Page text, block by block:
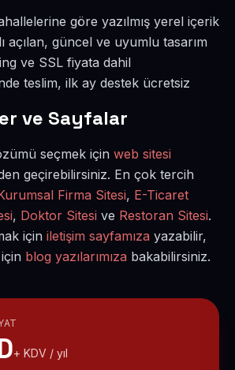
göre yazılmış yerel içerik
açılan, güncel ve uyumlu tasarım
ve SSL fiyata dahil
teslim, ilk ay destek ücretsiz
ve Sayfalar
seçmek için web sitesi
geçirebilirsiniz. En çok tercih
Firma Sitesi, E-Ticaret
, Doktor Sitesi ve Restoran Sitesi.
için iletişim sayfamıza yazabilir,
blog yazılarımıza bakabilirsiniz.
+ KDV / yıl